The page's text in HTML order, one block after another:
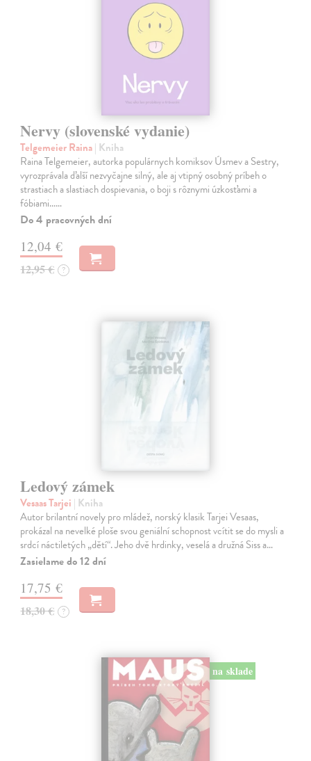
Nervy (slovenské vydanie)
Telgemeier Raina| Kniha
Raina Telgemeier, autorka populárnych komiksov Úsmev a Sestry,
vyrozprávala ďalší nezvyčajne silný, ale aj vtipný osobný príbeh o
strastiach a slastiach dospievania, o boji s rôznymi úzkosťami a
fóbiami...…
Do 4 pracovných dní
12,04 €
12,95 € ?
Ledový zámek
Vesaas Tarjei | Kniha
Autor brilantní novely pro mládež, norský klasik Tarjei Vesaas,
prokázal na nevelké ploše svou geniální schopnost vcítit se do mysli a
srdcí náctiletých „dětí“. Jeho dvě hrdinky, veselá a družná Siss a…
Zasielame do 12 dní
17,75 €
18,30 € ?
na sklade